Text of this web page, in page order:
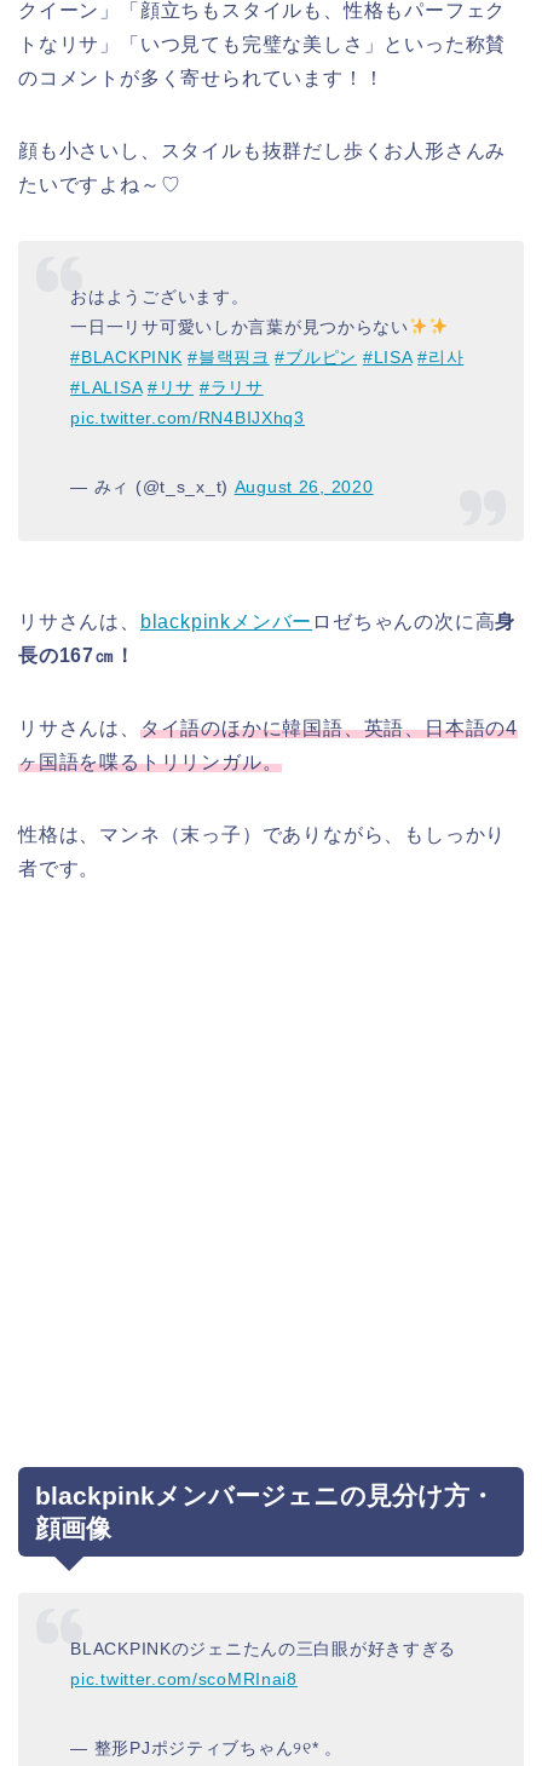
クイーン」「顔立ちもスタイルも、性格もパーフェク
トなリサ」「いつ見ても完璧な美しさ」といった称賛
のコメントが多く寄せられています！！
顔も小さいし、スタイルも抜群だし歩くお人形さんみ
たいですよね～♡
おはようございます。
一日一リサ可愛いしか言葉が見つからない
#BLACKPINK #블랙핑크 #ブルピン #LISA #리사
#LALISA #リサ #ラリサ
pic.twitter.com/RN4BIJXhq3
— みィ (@t_s_x_t) August 26, 2020
リサさんは、 blackpinkメンバー ロゼちゃんの次に高身
長の167㎝！
リサさんは、 タイ語のほかに韓国語、英語、日本語の4
ヶ国語を喋るトリリンガル。
性格は、マンネ（末っ子）でありながら、もしっかり
者です。
blackpinkメンバージェニの見分け方・
顔画像
BLACKPINKのジェニたんの三白眼が好きすぎる
pic.twitter.com/scoMRInai8
— 整形PJポジティブちゃん୨୧* 。